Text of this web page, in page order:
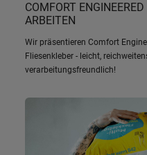
COMFORT
ARBEITEN
Wir präsentieren Comfort
Fliesenkleber - leicht,
verarbeitungsfreundlich!